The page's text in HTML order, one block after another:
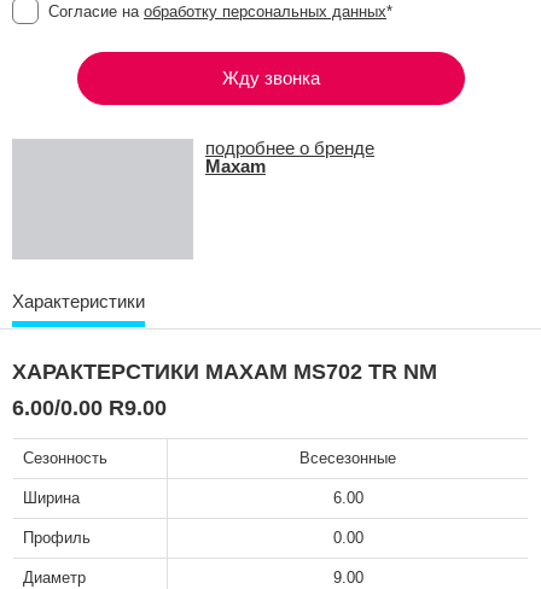
Согласие на обработку персональных данных*
Жду звонка
подробнее о бренде
Maxam
Характеристики
ХАРАКТЕРСТИКИ MAXAM MS702 TR NM
6.00/0.00 R9.00
Сезонность Всесезонные
Ширина 6.00
Профиль 0.00
Диаметр 9.00